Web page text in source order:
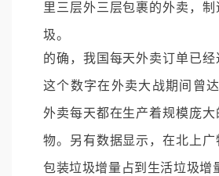
里三层外三层包裹的外卖，
圾。
的确，我国每天外卖订单已经
这个数字在外卖大战期间曾
外卖每天都在生产着规模庞
物。另有数据显示，在北上广
包装垃圾增量占到生活垃圾增